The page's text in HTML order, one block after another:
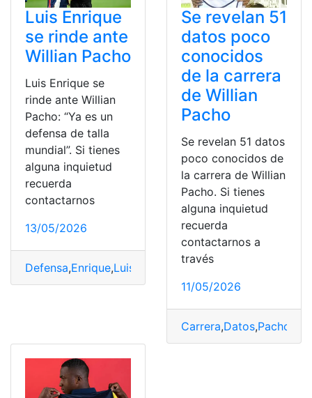
Luis Enrique
se rinde ante
Willian Pacho
Luis Enrique se
rinde ante Willian
Pacho: “Ya es un
defensa de talla
mundial”. Si tienes
alguna inquietud
recuerda
contactarnos
13/05/2026
Defensa,Enrique,Luis Pacho
Se revelan 51
datos poco
conocidos
de la carrera
de Willian
Pacho
Se revelan 51 datos
poco conocidos de
la carrera de Willian
Pacho. Si tienes
alguna inquietud
recuerda
contactarnos a
través
11/05/2026
Carrera,Datos,Pacho